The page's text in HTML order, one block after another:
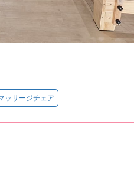
ッサージチェア